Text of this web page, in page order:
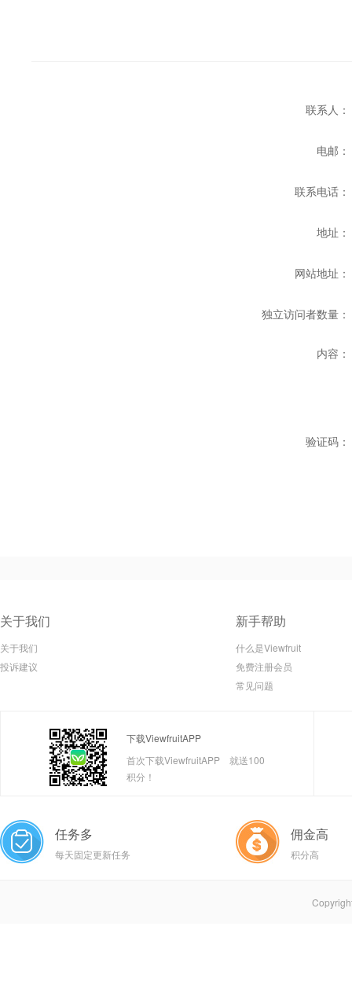
联系人：
电邮：
联系电话：
地址：
网站地址：
独立访问者数量：
内容：
验证码：
关于我们
关于我们
投诉建议
新手帮助
什么是Viewfruit
免费注册会员
常见问题
下载ViewfruitAPP
首次下载ViewfruitAPP 就送100
积分！
任务多
每天固定更新任务
佣金高
积分高